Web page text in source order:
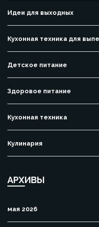
Идеи для выходных
Кухонная техника для
Детское питание
Здоровое питание
Кухонная техника
Кулинария
АРХИВЫ
мая 2026